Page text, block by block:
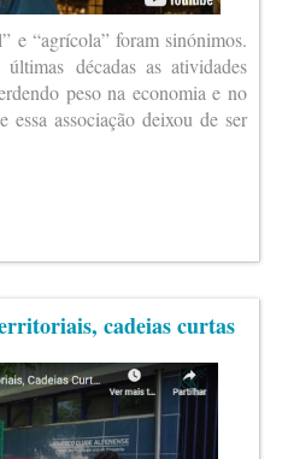
e “agrícola” foram sinónimos.
décadas as atividades
peso na economia e no
essa associação deixou de ser
cadeias curtas